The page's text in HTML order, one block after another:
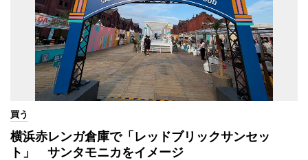
買う
横浜赤レンガ倉庫で「レッドブリックサンセッ
ト」 サンタモニカをイメージ